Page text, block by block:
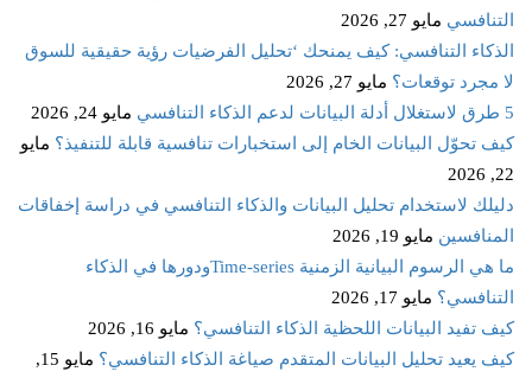
التنافسي مايو 27, 2026
الذكاء التنافسي: كيف يمنحك ‘تحليل الفرضيات رؤية حقيقية للسوق
لا مجرد توقعات؟ مايو 27, 2026
5 طرق لاستغلال أدلة البيانات لدعم الذكاء التنافسي
مايو 24, 2026
كيف تحوّل البيانات الخام إلى استخبارات تنافسية قابلة للتنفيذ؟ مايو
22, 2026
دليلك لاستخدام تحليل البيانات والذكاء التنافسي في دراسة إخفاقات
المنافسين مايو 19, 2026
ما هي الرسوم البيانية الزمنية Time‑seriesودورها في الذكاء
التنافسي؟ مايو 17, 2026
كيف تفيد البيانات اللحظية الذكاء التنافسي؟ مايو 16, 2026
كيف يعيد تحليل البيانات المتقدم صياغة الذكاء التنافسي؟
مايو 15,